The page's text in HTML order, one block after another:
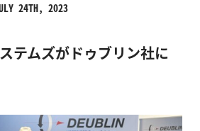
24TH, 2023
テムズがドゥブリン社に